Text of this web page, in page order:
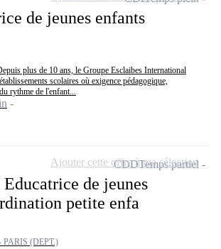
de jeunes enfants
plus de 10 ans, le Groupe Esclaibes International
scolaires où exigence pédagogique,
rythme de l'enfant...
de jeunes
petite enfa
PARIS (DEPT.)
CDDTemps partiel
Ajouter cette offre à ma sélection